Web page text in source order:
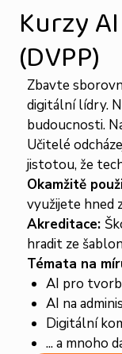
Kurzy
(DVPP)
Zbavte
digitální lídry.
budoucnosti.
Učitelé
jistotou, že
Okamžitě
využijete hned
Akreditace:
hradit ze
Témata na
AI pro
AI na
Digitální
... a mnoho